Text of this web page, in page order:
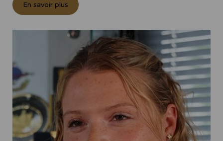
En savoir plus